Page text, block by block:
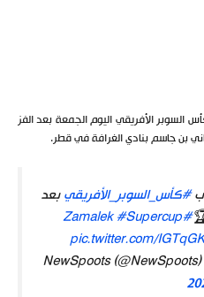
الأفريقي اليوم الجمعة بعد الفز
ب#كأس_السوبر_الأفريقيبعد
#Zamalek
#Supercup
pic.twitter.com/